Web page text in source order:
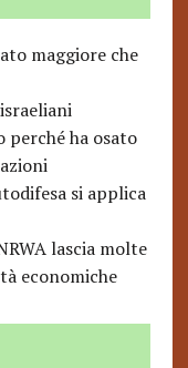
maggiore che
ha osato
si applica
lascia molte
economiche